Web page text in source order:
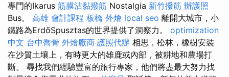
專門的Ikarus 筋膜沾黏撥筋 Nostalgia 新竹撥筋 辦護照
Bus。 高雄 會計課程 板橋 外燴 local seo 離開大城市，小
鐵路為ErdőSpusztas的世界提供了洞察力。 optimization
中文 台中喬骨 外燴廠商 護照代辦 相思，松林，橡樹安裝
在沙質土壤上，有時更大的雄鹿或內部，被耕地和農場打
斷。 尋找我們經驗豐富的旅行專家，他們將盡最大努力找